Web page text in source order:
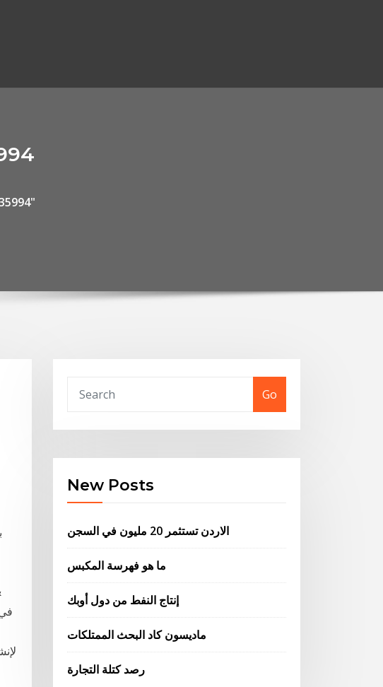
Go
New Posts
الاردن تستثمر 20 مليون في السجن
ما هو فهرسة المكبس
إنتاج النفط من دول أوبك
ماديسون كاد البحث الممتلكات
رصد كتلة التجارة